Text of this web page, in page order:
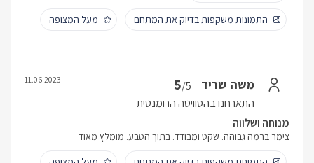
התמונות משקפות בדיוק את המתחם מעל המצופה
משה שריד 5/5
התארחנו בהסוויטה הרומנטית
11.06.2023
מנוחה ושלווה
צימר ברמה גבוהה. שקט ומבודד. בתוך הטבע. מומלץ מאוד